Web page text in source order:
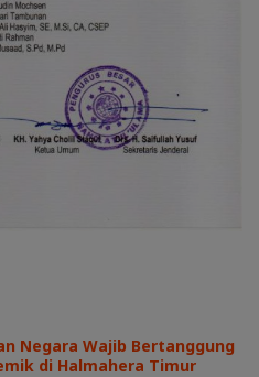
Negara Wajib Bertanggung
di Halmahera Timur